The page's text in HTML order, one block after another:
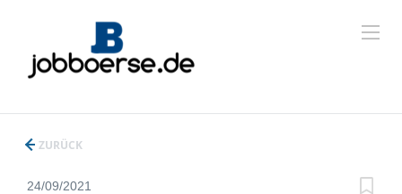
ZURÜCK
24/09/2021